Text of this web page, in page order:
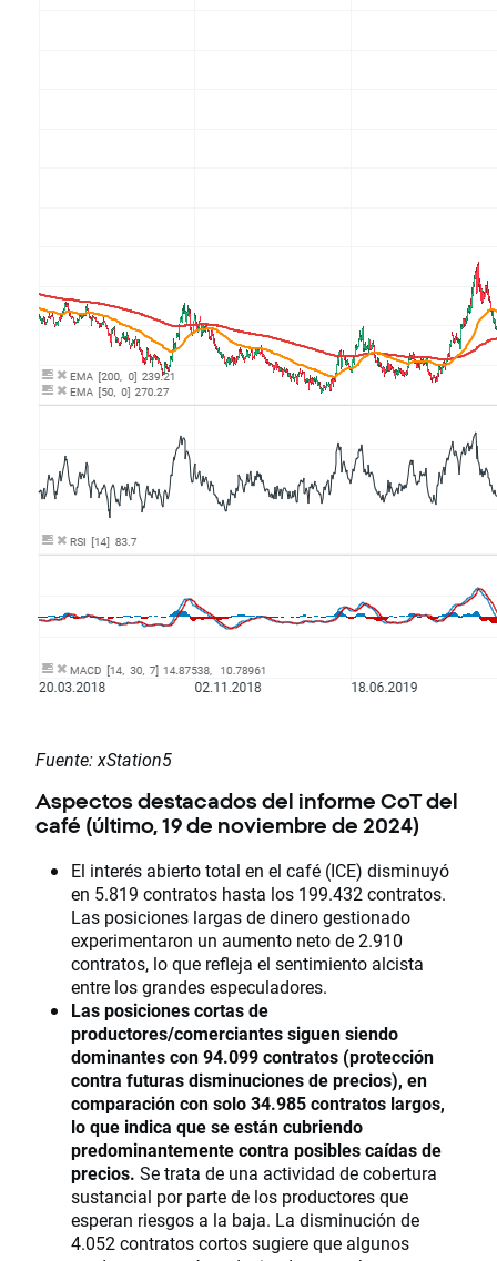
Fuente: xStation5
Aspectos destacados del informe CoT del
café (último, 19 de noviembre de 2024)
El interés abierto total en el café (ICE) disminuyó
en 5.819 contratos hasta los 199.432 contratos.
Las posiciones largas de dinero gestionado
experimentaron un aumento neto de 2.910
contratos, lo que refleja el sentimiento alcista
entre los grandes especuladores.
Las posiciones cortas de
productores/comerciantes siguen siendo
dominantes con 94.099 contratos (protección
contra futuras disminuciones de precios), en
comparación con solo 34.985 contratos largos,
lo que indica que se están cubriendo
predominantemente contra posibles caídas de
precios. Se trata de una actividad de cobertura
sustancial por parte de los productores que
esperan riesgos a la baja. La disminución de
4.052 contratos cortos sugiere que algunos